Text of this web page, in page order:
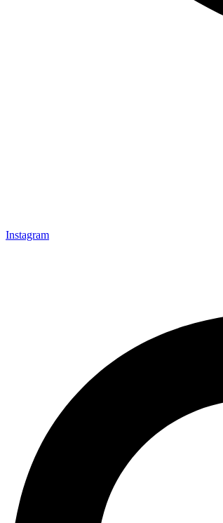
Instagram